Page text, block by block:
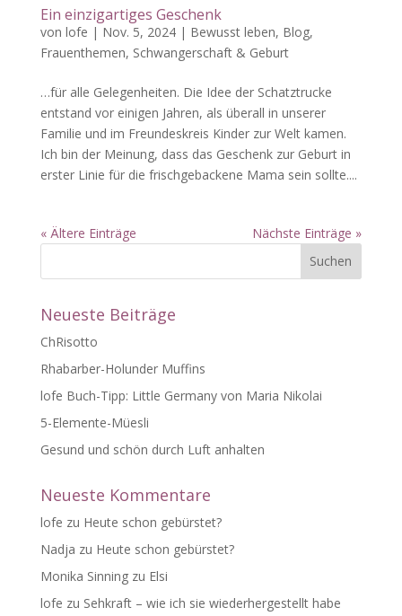
Ein einzigartiges Geschenk
von lofe | Nov. 5, 2024| Bewusst leben, Blog,
Frauenthemen, Schwangerschaft & Geburt
…für alle Gelegenheiten. Die Idee der Schatztrucke
entstand vor einigen Jahren, als überall in unserer
Familie und im Freundeskreis Kinder zur Welt kamen.
Ich bin der Meinung, dass das Geschenk zur Geburt in
erster Linie für die frischgebackene Mama sein sollte....
« Ältere Einträge Nächste Einträge »
Neueste Beiträge
ChRisotto
Rhabarber-Holunder Muffins
lofe Buch-Tipp: Little Germany von Maria Nikolai
5-Elemente-Müesli
Gesund und schön durch Luft anhalten
Neueste Kommentare
lofe zu Heute schon gebürstet?
Nadja zu Heute schon gebürstet?
Monika Sinningzu Elsi
lofe zu Sehkraft – wie ich sie wiederhergestellt habe